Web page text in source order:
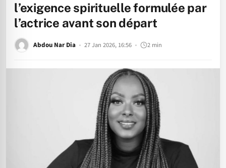
l’exigence spirituelle formulée par
l’actrice avant son départ
Abdou Nar Dia 27 Jan 2026, 16:56 2 min